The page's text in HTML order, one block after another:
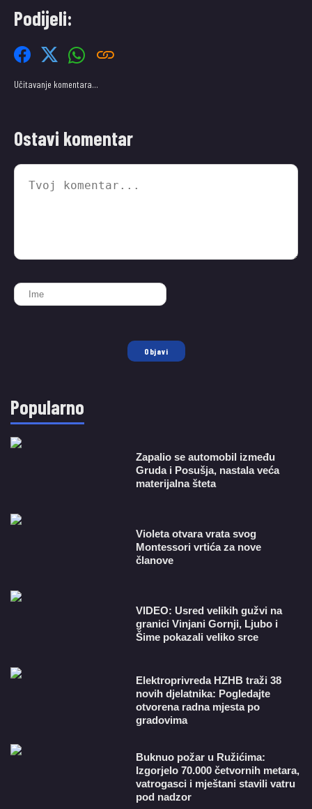
Podijeli:
Učitavanje komentara…
Ostavi komentar
Objavi
Popularno
Zapalio se automobil između
Gruda i Posušja, nastala veća
materijalna šteta
Violeta otvara vrata svog
Montessori vrtića za nove
članove
VIDEO: Usred velikih gužvi na
granici Vinjani Gornji, Ljubo i
Šime pokazali veliko srce
​Elektroprivreda HZHB traži 38
novih djelatnika: Pogledajte
otvorena radna mjesta po
gradovima
Buknuo požar u Ružićima:
Izgorjelo 70.000 četvornih metara,
vatrogasci i mještani stavili vatru
pod nadzor